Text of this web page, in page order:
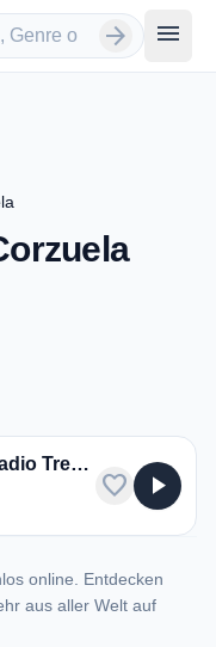
arrow_forward menu
RADIO3 CORZUELA - Radio Tres 89.3
favorite play_arrow
online. Entdecken
aus aller Welt auf